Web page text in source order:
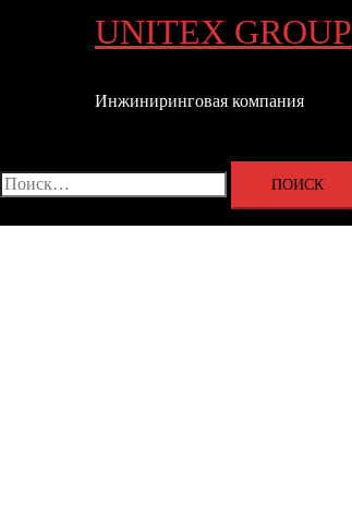
UNITEX GROUP
Инжиниринговая компания
меню
Найти: